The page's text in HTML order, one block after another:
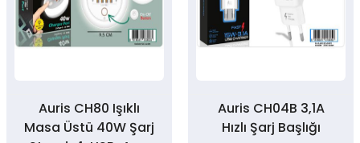
Auris CH80 Işıklı
Masa Üstü 40W Şarj
Auris CH04B 3,1A
Hızlı Şarj Başlığı